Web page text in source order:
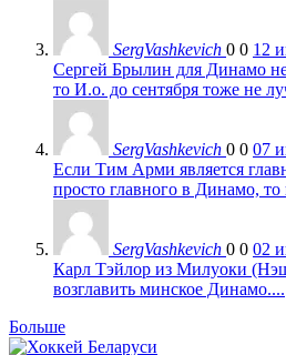
SergVashkevich 0 0 12
Сергей Брылин для Динамо
то И.о. до сентября тоже не
SergVashkevich 0 0 07
Если Тим Арми является
просто главного в Динамо,
SergVashkevich 0 0 02
Карл Тэйлор из Милуоки
возглавить минское Динамо....
Больше